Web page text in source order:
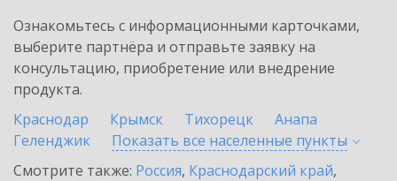
Ознакомьтесь с информационными карточками,
выберите партнёра и отправьте заявку на
консультацию, приобретение или внедрение
продукта.
Краснодар
Крымск Тихорецк
Анапа
Геленджик
Показать все населенные пункты
Смотрите также: Россия, Краснодарский край,